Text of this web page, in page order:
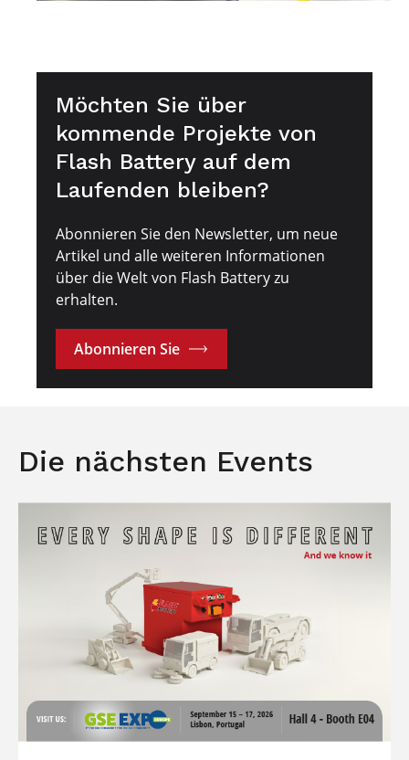
Möchten Sie über
kommende Projekte von
Flash Battery auf dem
Laufenden bleiben?
Abonnieren Sie den Newsletter, um neue
Artikel und alle weiteren Informationen
über die Welt von Flash Battery zu
erhalten.
Abonnieren Sie
Die nächsten Events